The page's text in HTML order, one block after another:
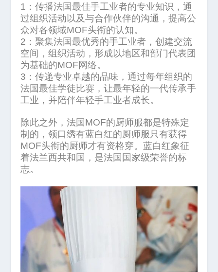
1 ：传播法国最佳手工业者的专业知识，通
过组织活动以及与合作伙伴的沟通，提高公
众对各领域MOF头衔的认知。
2 ：聚集法国最优秀的手工业者，创建交流
空间，组织活动，形成以地区和部门代表团
为基础的MOF网络。
3 ：传递专业卓越的品味，通过每年组织的
法国最佳学徒比赛，让最年轻的一代传承手
工业，并陪伴年轻手工业者成长。
除此之外，法国 MOF的厨师服都是特殊定
制的，领口绣有蓝白红的厨师服只有获得
MOF头衔的厨师才有资格穿。蓝白红象征
着法兰西共和国，是法国国家级荣誉的标
志。